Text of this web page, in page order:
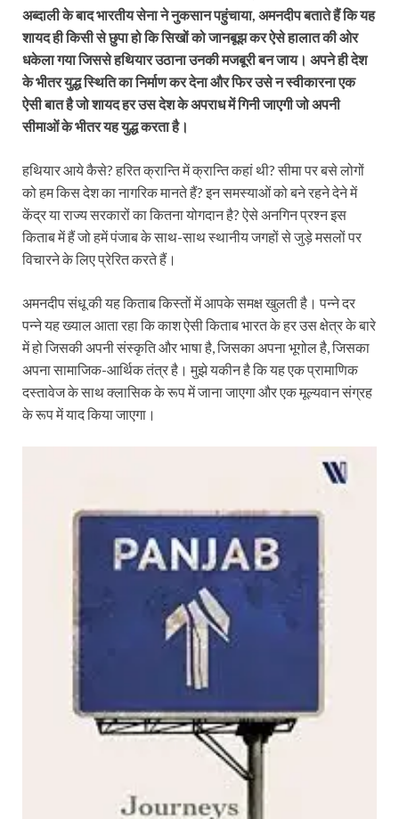
अब्दाली के बाद भारतीय सेना ने नुकसान पहुंचाया, अमनदीप बताते हैं कि यह
शायद ही किसी से छुपा हो कि सिखों को जानबूझ कर ऐसे हालात की ओर
धकेला गया जिससे हथियार उठाना उनकी मजबूरी बन जाय। अपने ही देश
के भीतर युद्ध स्थिति का निर्माण कर देना और फिर उसे न स्वीकारना एक
ऐसी बात है जो शायद हर उस देश के अपराध में गिनी जाएगी जो अपनी
सीमाओं के भीतर यह युद्ध करता है।
हथियार आये कैसे? हरित क्रान्ति में क्रान्ति कहां थी? सीमा पर बसे लोगों
को हम किस देश का नागरिक मानते हैं? इन समस्याओं को बने रहने देने में
केंद्र या राज्य सरकारों का कितना योगदान है? ऐसे अनगिन प्रश्न इस
किताब में हैं जो हमें पंजाब के साथ-साथ स्थानीय जगहों से जुड़े मसलों पर
विचारने के लिए प्रेरित करते हैं।
अमनदीप संधू की यह किताब किस्‍तों में आपके समक्ष खुलती है। पन्ने दर
पन्ने यह ख्याल आता रहा कि काश ऐसी किताब भारत के हर उस क्षेत्र के बारे
में हो जिसकी अपनी संस्कृति और भाषा है, जिसका अपना भूगोल है, जिसका
अपना सामाजिक-आर्थिक तंत्र है। मुझे यकीन है कि यह एक प्रामाणिक
दस्तावेज के साथ क्लासिक के रूप में जाना जाएगा और एक मूल्यवान संग्रह
के रूप में याद किया जाएगा।